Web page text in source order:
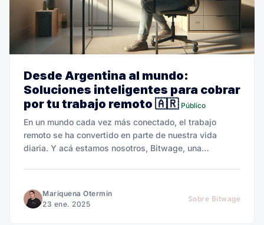
Desde Argentina al mundo:
Soluciones inteligentes para cobrar
por tu trabajo remoto 🇦🇷 Público
En un mundo cada vez más conectado, el trabajo
remoto se ha convertido en parte de nuestra vida
diaria. Y acá estamos nosotros, Bitwage, una
Mariquena Otermin
23 ene. 2025
Sobre Bitwage